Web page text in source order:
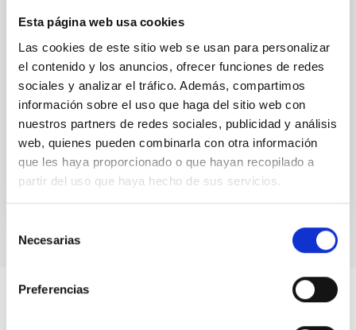
Esta página web usa cookies
Las cookies de este sitio web se usan para personalizar
el contenido y los anuncios, ofrecer funciones de redes
sociales y analizar el tráfico. Además, compartimos
información sobre el uso que haga del sitio web con
nuestros partners de redes sociales, publicidad y análisis
web, quienes pueden combinarla con otra información
que les haya proporcionado o que hayan recopilado a
partir del uso que haya hecho de sus servicios.
Necesarias
Preferencias
necesarias para los sistemas de Óptica Adaptativa
(AO) de todos los grandes telescopios del mundo,
para aumentar la cobertura del cielo de la AO y la
ciencia de alta resolución espacial.
JESUS JIMENEZ FUENSALIDA
Cerrado